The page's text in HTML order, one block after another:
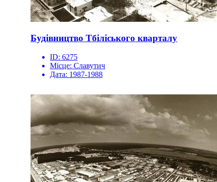
Будівництво Тбіліського кварталу
ID: 6275
Місце: Славутич
Дата: 1987-1988